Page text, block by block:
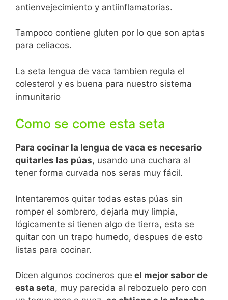
antienvejecimiento y antiinflamatorias.
Tampoco contiene gluten por lo que son aptas
para celiacos.
La seta lengua de vaca tambien regula el
colesterol y es buena para nuestro sistema
inmunitario
Como se come esta seta
Para cocinar la lengua de vaca es necesario
quitarles las púas, usando una cuchara al
tener forma curvada nos seras muy fácil.
Intentaremos quitar todas estas púas sin
romper el sombrero, dejarla muy limpia,
lógicamente si tienen algo de tierra, esta se
quitar con un trapo humedo, despues de esto
listas para cocinar.
Dicen algunos cocineros que el mejor sabor de
esta seta, muy parecida al rebozuelo pero con